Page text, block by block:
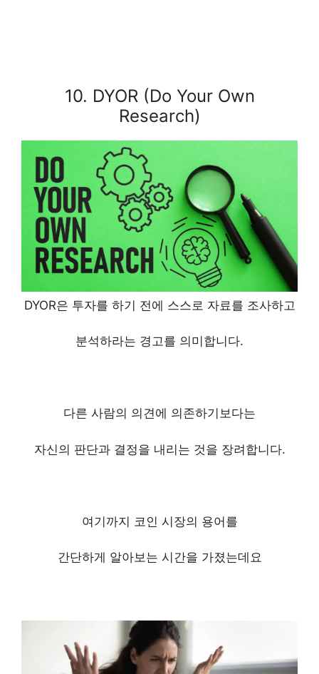
10. DYOR (Do Your Own
Research)
DYOR은 투자를 하기 전에 스스로 자료를 조사하고
분석하라는 경고를 의미합니다.
다른 사람의 의견에 의존하기보다는
자신의 판단과 결정을 내리는 것을 장려합니다.
여기까지 코인 시장의 용어를
간단하게 알아보는 시간을 가졌는데요